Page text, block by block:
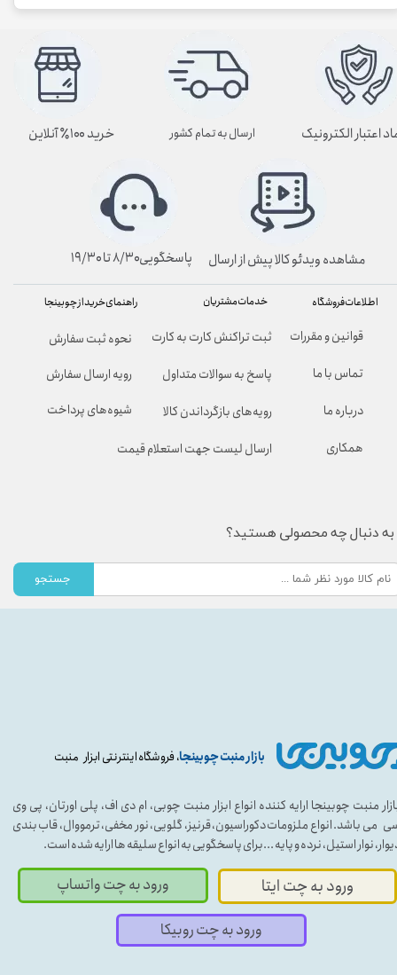
بازار منبت چوبینجا، فروشگاه اینترنتی ابزار منبت
منبت چوبینجا ارایه کننده انواع ابزار منبت چوبی، ام دی اف، پلی اورتان، پی وی
می باشد. انواع ملزومات دکوراسیون، قرنیز، گلویی، نور مخفی، ترمووال، قاب بندی
نوار استیل، نرده و پایه ...برای پاسخگویی به انواع سلیقه ها ارایه شده است.
ورود به چت ایتا ورود به چت واتساپ
ورود به چت روبیکا
راهنمای خرید از چوبینجا
نحوه ثبت سفارش
رویه ارسال سفارش
شیوه‌های پرداخت
خدمات مشتریان
ثبت تراکنش کارت به کارت
پاسخ به سوالات متداول
رویه‌های بازگرداندن کالا
ارسال لیست جهت استعلام قیمت
اطلاعات فروشگاه
قوانین و مقررات
تماس با ما
درباره ما
همکاری
به دنبال چه محصولی هستید؟
جستجو
ارسال به تمام کشور
پاسخگویی۸/۳۰ تا ۱۹/۳۰
اعتبار الکترونیک خرید ۱۰۰٪ آنلاین
مشاهده ویدئو کالا پیش از ارسال